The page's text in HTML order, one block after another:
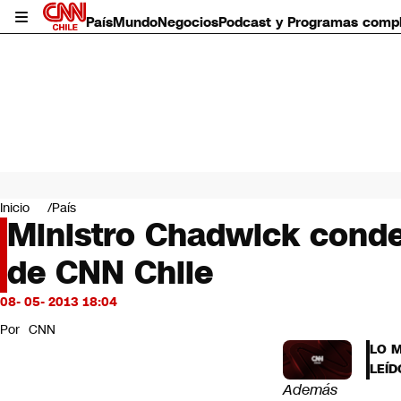
PaísMundoNegociosPodcast y Programas
Mundo
Negocios
Deportes
Programas completos
Cultura
Servicios
Bits
CNN Data
Inicio País
Ministro Chadwick
de CNN Chile
08- 05- 2013 18:04
Por CNN
Además
LO